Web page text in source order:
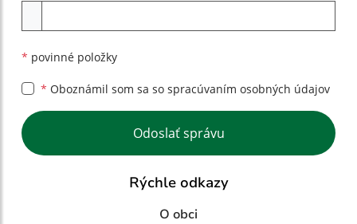
* povinné položky
* Oboznámil som sa so spracúvaním osobných údajov
Google reCaptcha Response
Odoslať správu
Rýchle odkazy
O obci